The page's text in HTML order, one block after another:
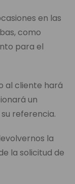
en las
como
para el
al cliente hará
un
referencia.
la
la solicitud de